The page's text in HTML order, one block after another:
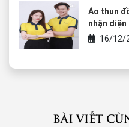
Áo thun
nhận
rượu vang
16/12/
BÀI VIẾT